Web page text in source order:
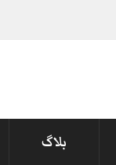
بلاگ